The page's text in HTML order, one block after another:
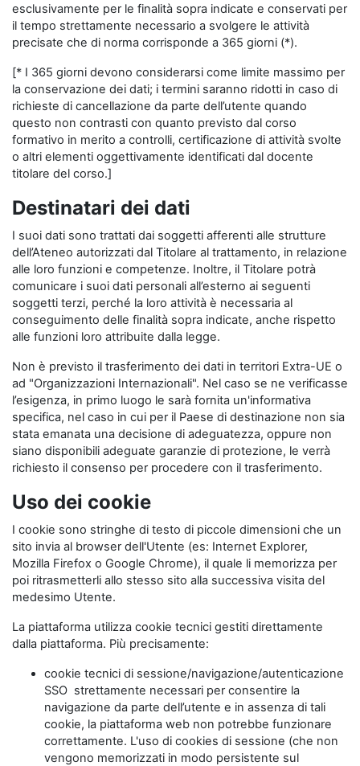
esclusivamente per le finalità sopra indicate e conservati per
il tempo strettamente necessario a svolgere le attività
precisate che di norma corrisponde a 365 giorni (*).
[* I 365 giorni devono considerarsi come limite massimo per
la conservazione dei dati; i termini saranno ridotti in caso di
richieste di cancellazione da parte dell’utente quando
questo non contrasti con quanto previsto dal corso
formativo in merito a controlli, certificazione di attività svolte
o altri elementi oggettivamente identificati dal docente
titolare del corso.]
Destinatari dei dati
I suoi dati sono trattati dai soggetti afferenti alle strutture
dell’Ateneo autorizzati dal Titolare al trattamento, in relazione
alle loro funzioni e competenze. Inoltre, il Titolare potrà
comunicare i suoi dati personali all’esterno ai seguenti
soggetti terzi, perché la loro attività è necessaria al
conseguimento delle finalità sopra indicate, anche rispetto
alle funzioni loro attribuite dalla legge.
Non è previsto il trasferimento dei dati in territori Extra-UE o
ad "Organizzazioni Internazionali". Nel caso se ne verificasse
l’esigenza, in primo luogo le sarà fornita un'informativa
specifica, nel caso in cui per il Paese di destinazione non sia
stata emanata una decisione di adeguatezza, oppure non
siano disponibili adeguate garanzie di protezione, le verrà
richiesto il consenso per procedere con il trasferimento.
Uso dei cookie
I cookie sono stringhe di testo di piccole dimensioni che un
sito invia al browser dell'Utente (es: Internet Explorer,
Mozilla Firefox o Google Chrome), il quale li memorizza per
poi ritrasmetterli allo stesso sito alla successiva visita del
medesimo Utente.
La piattaforma utilizza cookie tecnici gestiti direttamente
dalla piattaforma. Più precisamente:
cookie tecnici di sessione/navigazione/autenticazione
SSO strettamente necessari per consentire la
navigazione da parte dell’utente e in assenza di tali
cookie, la piattaforma web non potrebbe funzionare
correttamente. L'uso di cookies di sessione (che non
vengono memorizzati in modo persistente sul